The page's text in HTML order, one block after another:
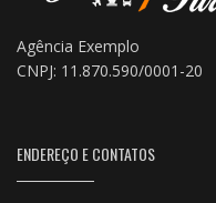
Agência Exemplo
CNPJ: 11.870.590/0001-20
ENDEREÇO E CONTATOS